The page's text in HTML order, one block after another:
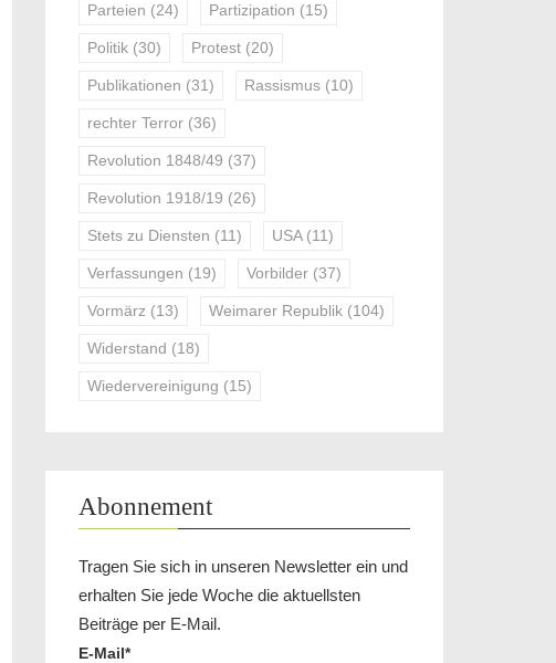
Parteien (24) Partizipation (15)
Politik (30) Protest (20)
Publikationen (31) Rassismus (10)
rechter Terror (36)
Revolution 1848/49 (37)
Revolution 1918/19 (26)
Stets zu Diensten (11) USA(11)
Verfassungen (19) Vorbilder (37)
Vormärz (13) Weimarer Republik (104)
Widerstand (18)
Wiedervereinigung (15)
Abonnement
Tragen Sie sich in unseren Newsletter ein und
erhalten Sie jede Woche die aktuellsten
Beiträge per E-Mail.
E-Mail*